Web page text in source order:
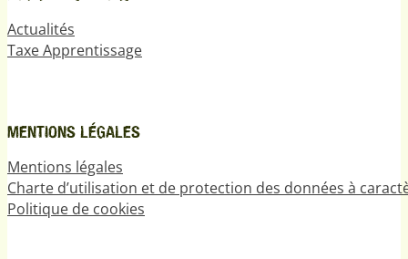
Actualités
Taxe Apprentissage
MENTIONS LÉGALES
Mentions légales
Charte d’utilisation et de protection des données à
Politique de cookies